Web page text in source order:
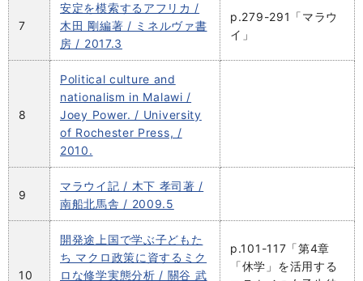
7
安定を模索するアフリカ /
木田 剛編著 / ミネルヴァ書
房 / 2017.3
p.279-291「マラウ
イ」
8
Political culture and
nationalism in Malawi /
Joey Power. / University
of Rochester Press, /
2010.
9
マラウイ記 / 木下 孝司著 /
南船北馬舎 / 2009.5
10
開発途上国で学ぶ子どもた
ち マクロ政策に資するミク
ロな修学実態分析 / 關谷 武
p.101-117「第4章
「休学」を活用する